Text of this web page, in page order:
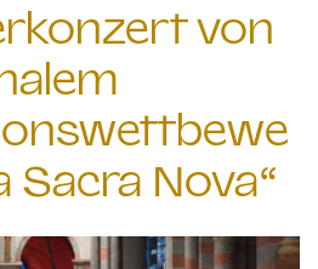
von
Sacra Nova“